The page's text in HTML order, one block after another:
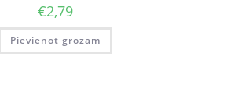
€2,79
Pievienot grozam